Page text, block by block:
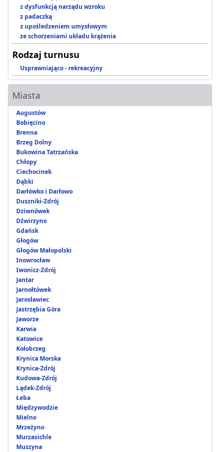
z dysfunkcją narządu wzroku
z padaczką
z upośledzeniem umysłowym
ze schorzeniami układu krążenia
Rodzaj turnusu
Usprawniająco - rekreacyjny
Miasta
Augustów
Bobięcino
Brenna
Brzeg Dolny
Bukowina Tatrzańska
Chłopy
Ciechocinek
Dąbki
Darłówko i Darłowo
Duszniki-Zdrój
Dziwnówek
Dźwirzyno
Gdańsk
Głogów
Głogów Małopolski
Inowrocław
Iwonicz-Zdrój
Jantar
Jarnołtówek
Jarosławiec
Jastrzębia Góra
Jaworze
Karwia
Katowice
Kołobrzeg
Krynica Morska
Krynica-Zdrój
Kudowa-Zdrój
Lądek-Zdrój
Łeba
Międzywodzie
Mielno
Mrzeżyno
Murzasichle
Muszyna